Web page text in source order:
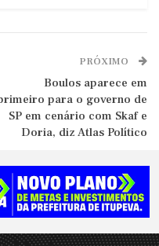
PRÓXIMO
Boulos aparece em
para o governo de
SP em cenário com Skaf e
Doria, diz Atlas Político